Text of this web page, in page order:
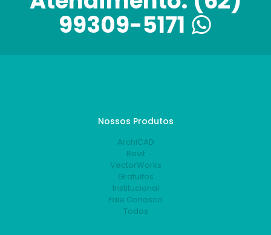
99309-5171
Nossos Produtos
ArchiCAD
Revit
VectorWorks
Gratuitos
Institucional
Fale Conosco
Todos